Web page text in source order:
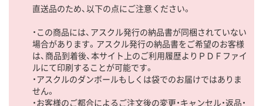
直送品のため、以下の点にご注意ください。
・この商品には、アスクル発行の納品書が同梱されていない
場合があります。アスクル発行の納品書をご希望のお客様
は、商品到着後、本サイト上のご利用履歴よりＰＤＦファイ
ルにて印刷することが可能です。
・アスクルのダンボールもしくは袋でのお届けではありま
せん。
・お客様のご都合によるご注文後の変更・キャンセル・返品・